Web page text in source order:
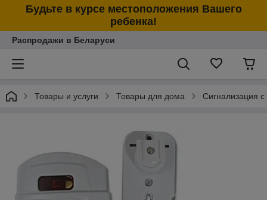
Будьте в курсе местоположения Вашего
ребенка!
Распродажи в Беларуси
Товары и услуги Товары для дома Сигнализация